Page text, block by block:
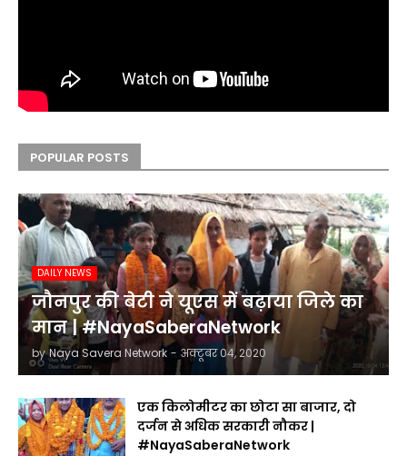
POPULAR POSTS
DAILY NEWS
जौनपुर की बेटी ने यूएस में बढ़ाया जिले का
मान | #NayaSaberaNetwork
by Naya Savera Network - अक्टूबर 04, 2020
एक किलोमीटर का छोटा सा बाजार, दो
दर्जन से अधिक सरकारी नौकर |
#NayaSaberaNetwork